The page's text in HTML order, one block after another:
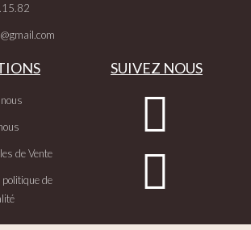
de Vente
de
SUIVEZ NOUS